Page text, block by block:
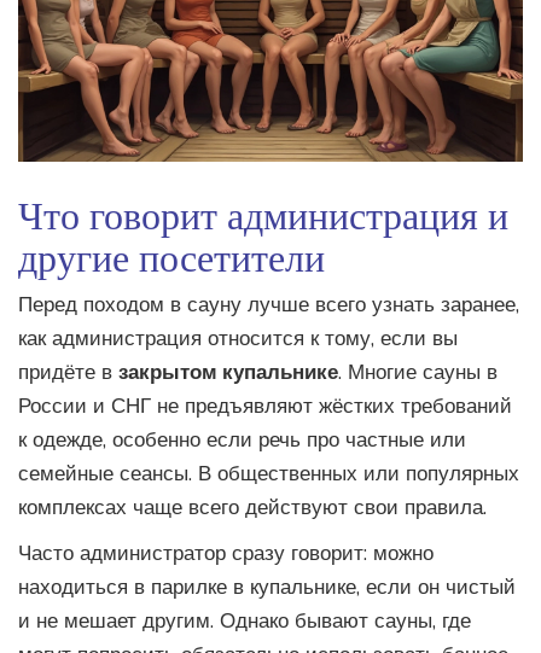
Что говорит администрация и
другие посетители
Перед походом в сауну лучше всего узнать заранее,
как администрация относится к тому, если вы
придёте в закрытом купальнике. Многие сауны в
России и СНГ не предъявляют жёстких требований
к одежде, особенно если речь про частные или
семейные сеансы. В общественных или популярных
комплексах чаще всего действуют свои правила.
Часто администратор сразу говорит: можно
находиться в парилке в купальнике, если он чистый
и не мешает другим. Однако бывают сауны, где